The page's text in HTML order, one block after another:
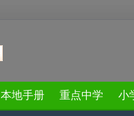
本地手册 重点中学 小